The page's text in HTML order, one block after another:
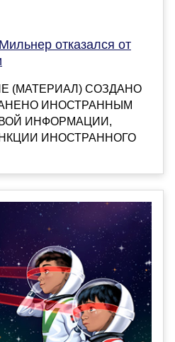
отказался от
(МАТЕРИАЛ) СОЗДАНО
ИНОСТРАННЫМ
ИНФОРМАЦИИ,
ИНОСТРАННОГО